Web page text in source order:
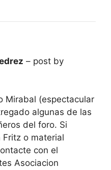
– post by
Mirabal (espectacular
algunas de las
del foro. Si
Fritz o material
con el
Asociacion